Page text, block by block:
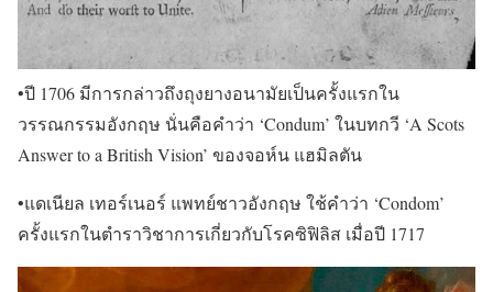
•ปี 1706 มีการกล่าวถึงถุงยางอนามัยเป็นครั้งแรกใน
วรรณกรรมอังกฤษ นั่นคือคำว่า ‘Condum’ ในบทกวี ‘A Scots
Answer to a British Vision’ ของจอห์น แฮมิลตัน
•แดเนียล เทอร์เนอร์ แพทย์ชาวอังกฤษ ใช้คำว่า ‘Condom’
ครั้งแรกในตำราวิชาการเกี่ยวกับโรคซิฟิลิส เมื่อปี 1717